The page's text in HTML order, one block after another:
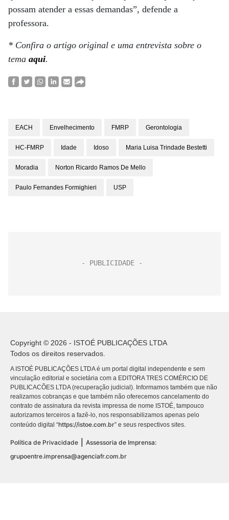
possam atender a essas demandas”, defende a
professora.
* Confira o artigo original e uma entrevista sobre o
tema aqui.
EACH Envelhecimento FMRP Gerontologia
HC-FMRP Idade Idoso Maria Luisa Trindade Bestetti
Moradia Norton Ricardo Ramos De Mello
Paulo Fernandes Formighieri USP
Copyright © 2026 - ISTOÉ PUBLICAÇÕES LTDA
Todos os direitos reservados.
A ISTOÉ PUBLICAÇÕES LTDA é um portal digital independente e sem
vinculação editorial e societária com a EDITORA TRES COMÉRCIO DE
PUBLICACÕES LTDA (recuperação judicial). Informamos também que não
realizamos cobranças e que também não oferecemos cancelamento do
contrato de assinatura da revista impressa de nome ISTOÉ, tampouco
autorizamos terceiros a fazê-lo, nos responsabilizamos apenas pelo
conteúdo digital “https://istoe.com.br” e seus respectivos sites.
Política de Privacidade
Assessoria de Imprensa:
grupoentre.imprensa@agenciafr.com.br